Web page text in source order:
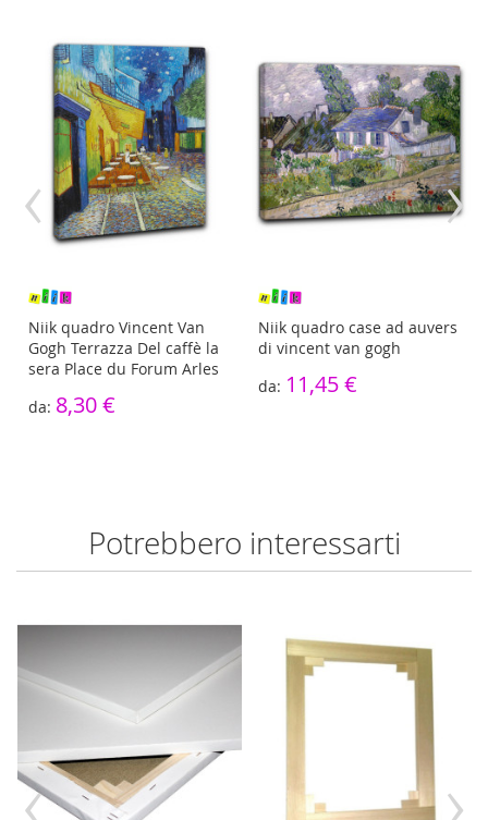
Niik quadro Vincent Van
Gogh Terrazza Del caffè la
sera Place du Forum Arles
8,30 €
Niik quadro case ad auvers
di vincent van gogh
11,45 €
‹ ›
Potrebbero interessarti